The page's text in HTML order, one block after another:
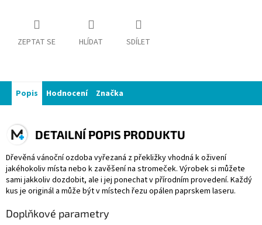
ZEPTAT SE HLÍDAT SDÍLET
Popis Hodnocení Značka
DETAILNÍ POPIS PRODUKTU
Dřevěná vánoční ozdoba vyřezaná z překližky vhodná k oživení
jakéhokoliv místa nebo k zavěšení na stromeček. Výrobek si můžete
sami jakkoliv dozdobit, ale i jej ponechat v přírodním provedení. Každý
kus je originál a může být v místech řezu opálen paprskem laseru.
Doplňkové parametry